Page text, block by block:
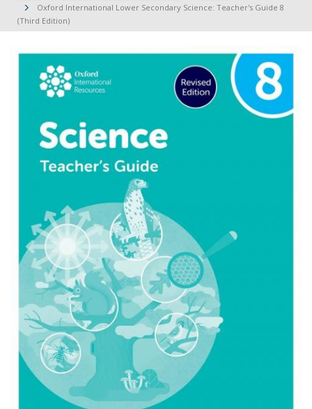
Oxford International Lower Secondary Science: Teacher's Guide 8
(Third Edition)